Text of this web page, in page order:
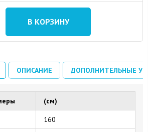
В КОРЗИНУ
ОПИСАНИЕ ДОПОЛНИТЕЛЬНЫЕ
(см)
160